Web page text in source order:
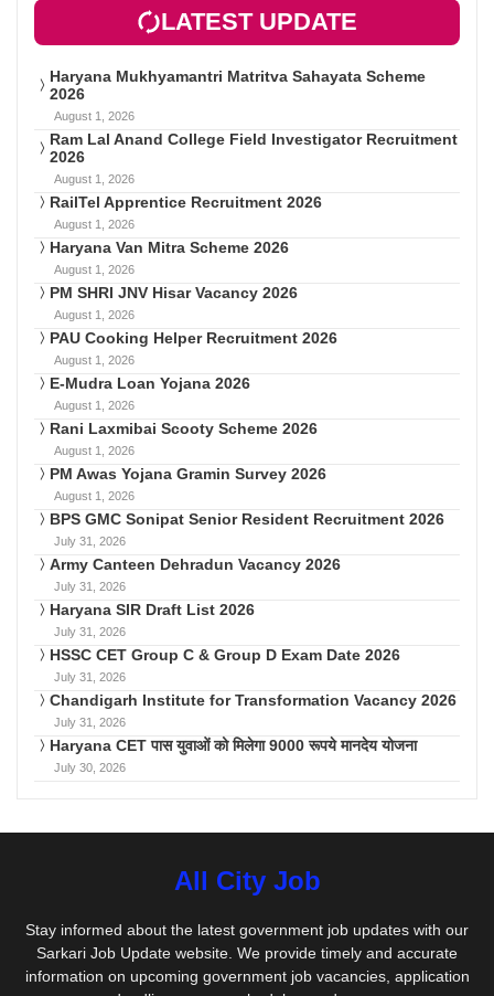
LATEST UPDATE
Haryana Mukhyamantri Matritva Sahayata Scheme
2026
August 1, 2026
Ram Lal Anand College Field Investigator Recruitment
2026
August 1, 2026
RailTel Apprentice Recruitment 2026
August 1, 2026
Haryana Van Mitra Scheme 2026
August 1, 2026
PM SHRI JNV Hisar Vacancy 2026
August 1, 2026
PAU Cooking Helper Recruitment 2026
August 1, 2026
E-Mudra Loan Yojana 2026
August 1, 2026
Rani Laxmibai Scooty Scheme 2026
August 1, 2026
PM Awas Yojana Gramin Survey 2026
August 1, 2026
BPS GMC Sonipat Senior Resident Recruitment 2026
July 31, 2026
Army Canteen Dehradun Vacancy 2026
July 31, 2026
Haryana SIR Draft List 2026
July 31, 2026
HSSC CET Group C & Group D Exam Date 2026
July 31, 2026
Chandigarh Institute for Transformation Vacancy 2026
July 31, 2026
Haryana CET पास युवाओं को मिलेगा 9000 रूपये मानदेय योजना
July 30, 2026
All City Job
Stay informed about the latest government job updates with our
Sarkari Job Update website. We provide timely and accurate
information on upcoming government job vacancies, application